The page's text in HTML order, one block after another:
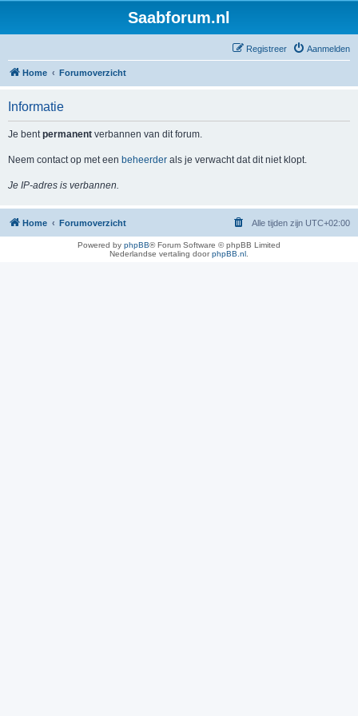
Saabforum.nl
Aanmelden
Registreer
Home Forumoverzicht
Informatie
Je bentpermanent verbannen van dit forum.
Neem contact op met een beheerder als je verwacht dat dit niet klopt.
Je IP-adres is verbannen.
Home Forumoverzicht Alle tijden zijn UTC+02:00
Powered by phpBB® Forum Software © phpBB Limited
Nederlandse vertaling doorphpBB.nl